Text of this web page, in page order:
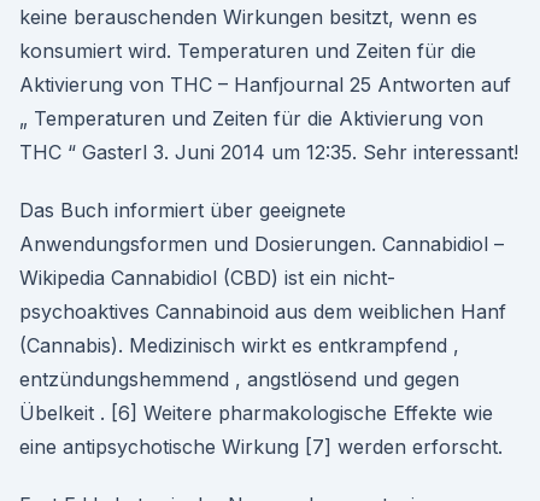
keine berauschenden Wirkungen besitzt, wenn es
konsumiert wird. Temperaturen und Zeiten für die
Aktivierung von THC – Hanfjournal 25 Antworten auf
„ Temperaturen und Zeiten für die Aktivierung von
THC “ Gasterl 3. Juni 2014 um 12:35. Sehr interessant!
Das Buch informiert über geeignete
Anwendungsformen und Dosierungen. Cannabidiol –
Wikipedia Cannabidiol (CBD) ist ein nicht-
psychoaktives Cannabinoid aus dem weiblichen Hanf
(Cannabis). Medizinisch wirkt es entkrampfend ,
entzündungshemmend , angstlösend und gegen
Übelkeit . [6] Weitere pharmakologische Effekte wie
eine antipsychotische Wirkung [7] werden erforscht.